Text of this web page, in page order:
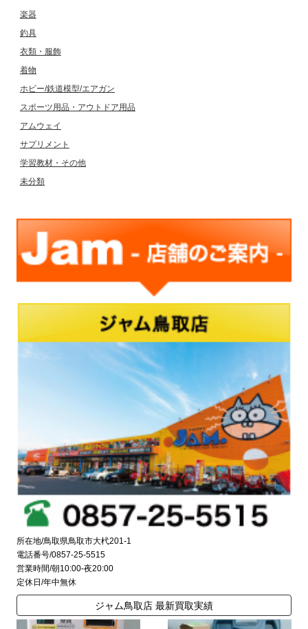
楽器
釣具
衣類・服飾
着物
ホビー/鉄道模型/エアガン
スポーツ用品・アウトドア用品
アムウェイ
サプリメント
学習教材・その他
未分類
所在地/鳥取県鳥取市大杙201-1
電話番号/0857-25-5515
営業時間/朝10:00-夜20:00
定休日/年中無休
ジャム鳥取店 最新買取実績